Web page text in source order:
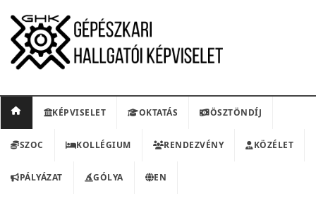
KÉPVISELET OKTATÁS ÖSZTÖNDÍJ
SZOC KOLLÉGIUM RENDEZVÉNY KÖZÉLET
PÁLYÁZAT GÓLYA EN